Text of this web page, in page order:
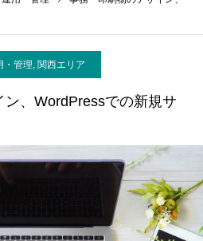
・管理, 関西エリア
、WordPressでの新規サ